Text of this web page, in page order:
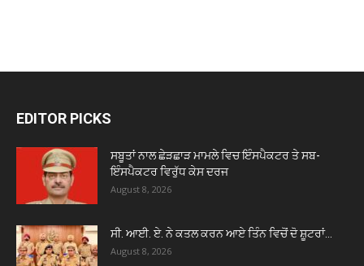
EDITOR PICKS
ਸਬੂਤਾਂ ਨਾਲ ਛੇੜਛਾੜ ਮਾਮਲੇ ਵਿਚ ਇੰਸਪੈਕਟਰ ਤੇ ਸਬ-
ਇੰਸਪੈਕਟਰ ਵਿਰੁੱਧ ਕੇਸ ਦਰਜ
August 8, 2026
ਸੀ. ਆਈ. ਏ. ਨੇ ਕਤਲ ਕਰਨ ਆਏ ਤਿੰਨ ਵਿਚੋਂ ਦੋ ਸ਼ੂਟਰਾਂ...
August 8, 2026